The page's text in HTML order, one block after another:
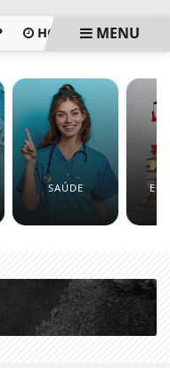
HOMEM NÃOMENU
SAÚDE